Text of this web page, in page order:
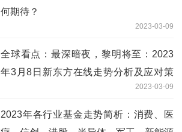
何期待？
2023-03-09
全球看点：最深暗夜，黎明将至：2023
年3月8日新东方在线走势分析及应对策
2023-03-09
2023年各行业基金走势简析：消费、医